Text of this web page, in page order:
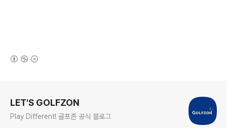
LET'S GOLFZON
Play Different! 골프존 공식 블로그